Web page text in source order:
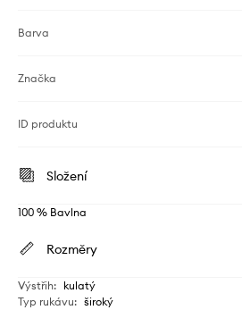
Barva
Značka
ID produktu
Složení
100 % Bavlna
Rozměry
Výstřih: kulatý
Typ rukávu: široký